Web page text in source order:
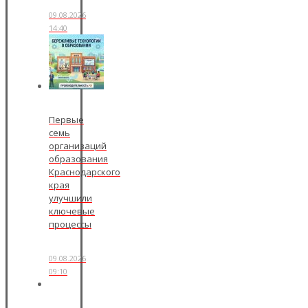
09.08.2026
14:40
Первые
семь
организаций
образования
Краснодарского
края
улучшили
ключевые
процессы
09.08.2026
09:10